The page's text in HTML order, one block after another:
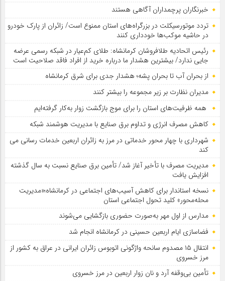
خبرنگاران پرچمداران آگاهی هستند
تردد موتورسیکلت در بزرگراه‌های استان ممنوع است/ زائران از پارک خودرو
در حاشیه موکب‌ها خودداری کنند
رئیس اتحادیه طلافروشان کرمانشاه: طلای کم‌عیار در شبکه رسمی عرضه
جایی ندارد/ بیشترین هشدار ما درباره خرید از افراد فاقد صلاحیت است
از بحران آب تا بحران پشه؛ هشدار جدی برای شرق کرمانشاه
مدیران نظارت بر زیر مجموعه را بیشتر کنند
همه ظرفیت‌های استان را برای موج بازگشت زوار به‌کار گرفته‌ایم
کاهش مصرف انرژی و تداوم برق صنایع با مدیریت هوشمند شبکه
شهرداری با چهار محور خدماتی در مرز به زائران اربعین خدمات رسانی می
کند
مدیریت مصرف با تأخیر آغاز شد/ تأمین برق صنایع نسبت به سال گذشته
افزایش یافت
نسخه استاندار برای کاهش آسیب‌های اجتماعی در کرمانشاه؛«مدیریت
محله‌محور» کلید تحول اجتماعی استان
مدارس از اول مهر به‌صورت حضوری بازگشایی می‌شوند
فضاسازی ایام اربعین حسینی در کرمانشاه انجام شد
انتقال ۱۵ مصدوم سانحه واژگونی اتوبوس زائران ایرانی در عراق به کشور از
مرز خسروی
تأمین بی‌وقفه آرد و نان زوار اربعین در مرز خسروی